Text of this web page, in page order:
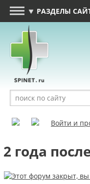
РАЗДЕЛЫ
Войти и
2 года